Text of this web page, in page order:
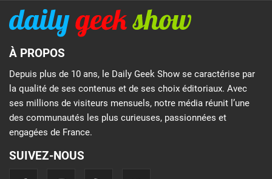
À PROPOS
Depuis plus de 10 ans, le Daily Geek Show se caractérise par
la qualité de ses contenus et de ses choix éditoriaux. Avec
ses millions de visiteurs mensuels, notre média réunit l’une
des communautés les plus curieuses, passionnées et
engagées de France.
SUIVEZ-NOUS